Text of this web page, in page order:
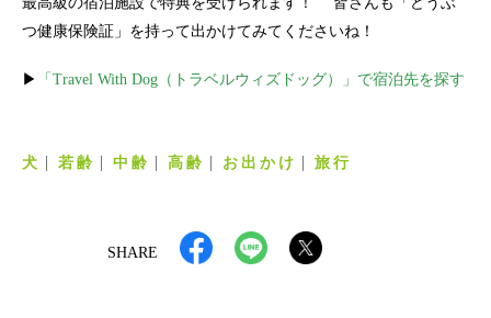
つ健康保険証」を持って出かけてみてくださいね！
▶ 「Travel With Dog（トラベルウィズドッグ）」で宿泊先を探す
犬 若齢 中齢 高齢 お出かけ 旅行
SHARE